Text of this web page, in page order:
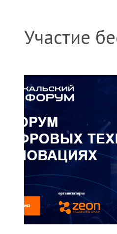
Участие